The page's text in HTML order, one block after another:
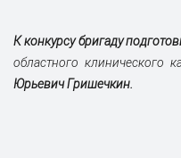
К конкурсу бригаду
областного клинического
Юрьевич Гришечкин.